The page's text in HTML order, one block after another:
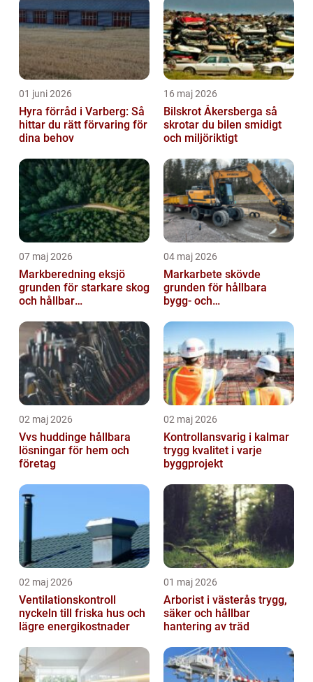
01 juni 2026
Hyra förråd i Varberg: Så
hittar du rätt förvaring för
dina behov
16 maj 2026
Bilskrot Åkersberga så
skrotar du bilen smidigt
och miljöriktigt
07 maj 2026
Markberedning eksjö
grunden för starkare skog
och hållbar
04 maj 2026
Markarbete skövde
grunden för hållbara
bygg- och
02 maj 2026
Vvs huddinge hållbara
lösningar för hem och
företag
02 maj 2026
Kontrollansvarig i kalmar
trygg kvalitet i varje
byggprojekt
02 maj 2026
Ventilationskontroll
nyckeln till friska hus och
lägre energikostnader
01 maj 2026
Arborist i västerås trygg,
säker och hållbar
hantering av träd